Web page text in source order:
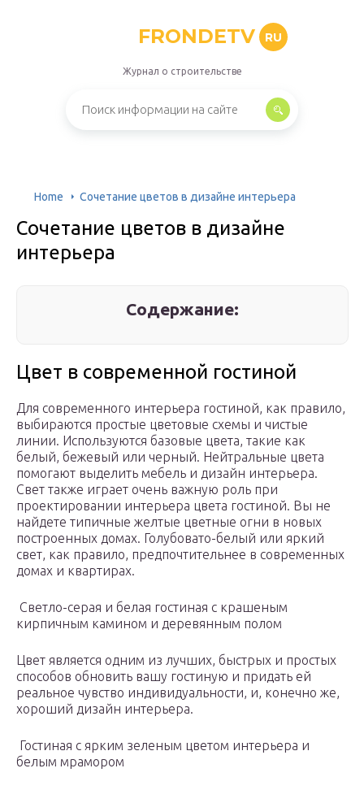
FRONDETV RU
Журнал о строительстве
Home Сочетание цветов в дизайне интерьера
Сочетание цветов в дизайне
интерьера
Содержание:
Цвет в современной гостиной
Для современного интерьера гостиной, как правило,
выбираются простые цветовые схемы и чистые
линии. Используются базовые цвета, такие как
белый, бежевый или черный. Нейтральные цвета
помогают выделить мебель и дизайн интерьера.
Свет также играет очень важную роль при
проектировании интерьера цвета гостиной. Вы не
найдете типичные желтые цветные огни в новых
построенных домах. Голубовато-белый или яркий
свет, как правило, предпочтительнее в современных
домах и квартирах.
Светло-серая и белая гостиная с крашеным
кирпичным камином и деревянным полом
Цвет является одним из лучших, быстрых и простых
способов обновить вашу гостиную и придать ей
реальное чувство индивидуальности, и, конечно же,
хороший дизайн интерьера.
Гостиная с ярким зеленым цветом интерьера и
белым мрамором